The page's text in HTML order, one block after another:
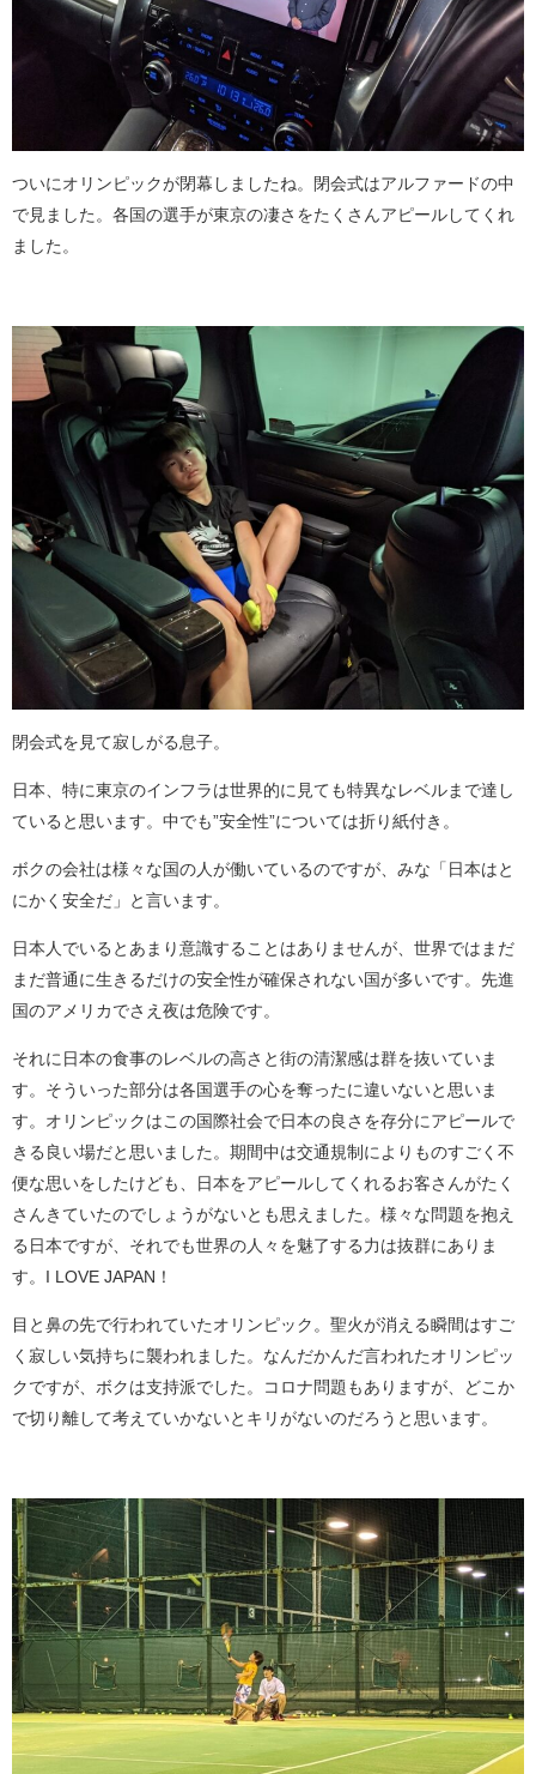
ついにオリンピックが閉幕しましたね。閉会式はアルファードの中
で見ました。各国の選手が東京の凄さをたくさんアピールしてくれ
ました。
閉会式を見て寂しがる息子。
日本、特に東京のインフラは世界的に見ても特異なレベルまで達し
ていると思います。中でも”安全性”については折り紙付き。
ボクの会社は様々な国の人が働いているのですが、みな「日本はと
にかく安全だ」と言います。
日本人でいるとあまり意識することはありませんが、世界ではまだ
まだ普通に生きるだけの安全性が確保されない国が多いです。先進
国のアメリカでさえ夜は危険です。
それに日本の食事のレベルの高さと街の清潔感は群を抜いていま
す。そういった部分は各国選手の心を奪ったに違いないと思いま
す。オリンピックはこの国際社会で日本の良さを存分にアピールで
きる良い場だと思いました。期間中は交通規制によりものすごく不
便な思いをしたけども、日本をアピールしてくれるお客さんがたく
さんきていたのでしょうがないとも思えました。様々な問題を抱え
る日本ですが、それでも世界の人々を魅了する力は抜群にありま
す。I LOVE JAPAN！
目と鼻の先で行われていたオリンピック。聖火が消える瞬間はすご
く寂しい気持ちに襲われました。なんだかんだ言われたオリンピッ
クですが、ボクは支持派でした。コロナ問題もありますが、どこか
で切り離して考えていかないとキリがないのだろうと思います。